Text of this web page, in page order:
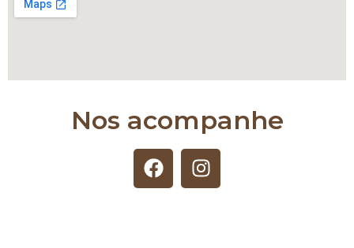
Nos acompanhe